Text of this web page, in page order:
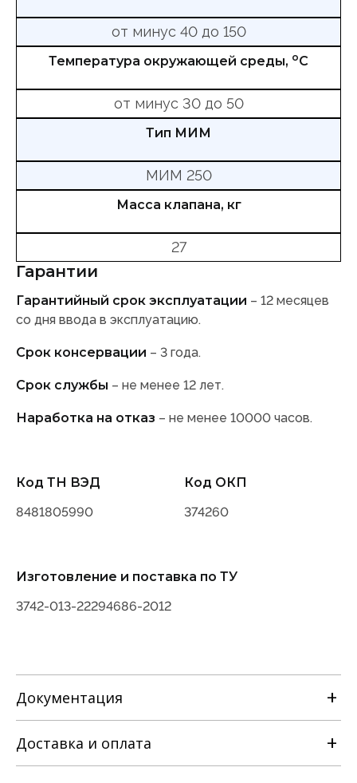
от минус 40 до 150
Температура окружающей среды, оС
от минус 30 до 50
Тип МИМ
МИМ 250
Масса клапана, кг
27
Гарантии
Гарантийный срок эксплуатации – 12 месяцев
со дня ввода в эксплуатацию.
Срок консервации – 3 года.
Срок службы – не менее 12 лет.
Наработка на отказ – не менее 10000 часов.
Код ТН ВЭД
8481805990
Код ОКП
374260
Изготовление и поставка по ТУ
3742-013-22294686-2012
Документация
РЭ на клапан отсечной
Доставка и оплата